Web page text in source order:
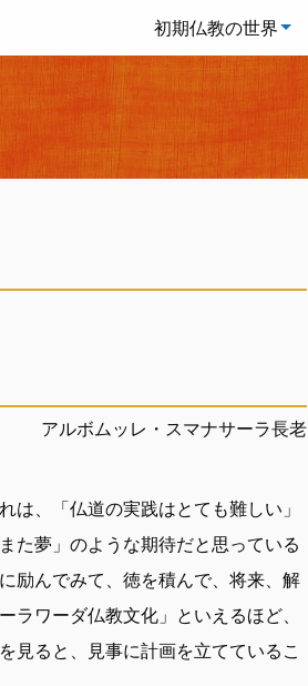
初期仏教の世界
アルボムッレ・スマナサーラ長老
は、「仏道の実践はとても難しい」
た夢」のような期待だと思っている
励んでみて、徳を積んで、将来、解
ワーダ仏教文化」といえるほど、
見ると、見事に計画を立てているこ